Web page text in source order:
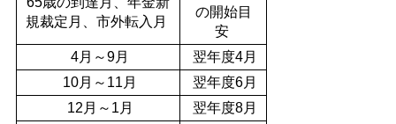
規裁定月、市外転入月
の開始目
安
4月～9月 翌年度4月
10月～11月 翌年度6月
12 月～1月 翌年度8月